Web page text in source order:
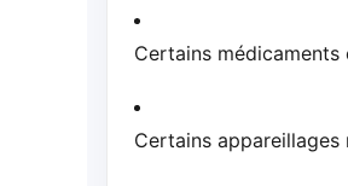
Certains
Certains appareillages